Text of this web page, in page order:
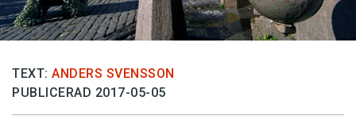
Föreslå nyord
Annonsera
Prenumerera
TEXT: ANDERS SVENSSON
PUBLICERAD 2017-05-05